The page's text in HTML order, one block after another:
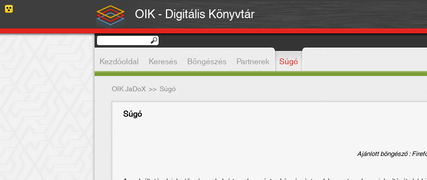
OIK - Digitális Könyvtár
Kezdőoldal Keresés Böngészés Partnerek Súgó
OIK JaDoX >> Súgó
Súgó
Ajánlott böngésző :